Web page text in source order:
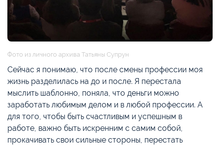
Фото из личного архива Татьяны Супрун
Сейчас я понимаю, что после смены профессии моя
жизнь разделилась на до и после. Я перестала
мыслить шаблонно, поняла, что деньги можно
заработать любимым делом и в любой профессии. А
для того, чтобы быть счастливым и успешным в
работе, важно быть искренним с самим собой,
прокачивать свои сильные стороны, перестать